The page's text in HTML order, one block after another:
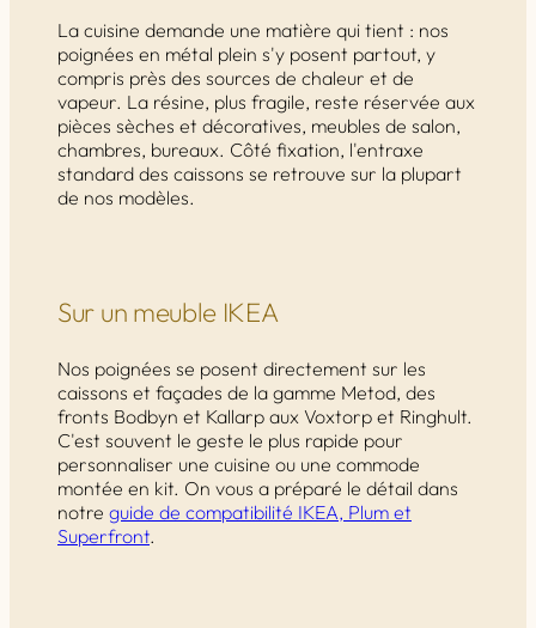
La cuisine demande une matière qui tient : nos
poignées en métal plein s'y posent partout, y
compris près des sources de chaleur et de
vapeur. La résine, plus fragile, reste réservée aux
pièces sèches et décoratives, meubles de salon,
chambres, bureaux. Côté fixation, l'entraxe
standard des caissons se retrouve sur la plupart
de nos modèles.
Sur un meuble IKEA
Nos poignées se posent directement sur les
caissons et façades de la gamme Metod, des
fronts Bodbyn et Kallarp aux Voxtorp et Ringhult.
C'est souvent le geste le plus rapide pour
personnaliser une cuisine ou une commode
montée en kit. On vous a préparé le détail dans
notre guide de compatibilité IKEA, Plum et
Superfront.